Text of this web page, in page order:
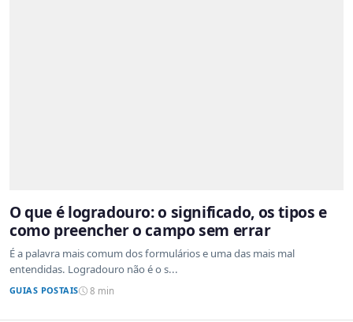
O que é logradouro: o significado, os tipos e
como preencher o campo sem errar
É a palavra mais comum dos formulários e uma das mais mal
entendidas. Logradouro não é o s...
GUIAS POSTAIS 8 min